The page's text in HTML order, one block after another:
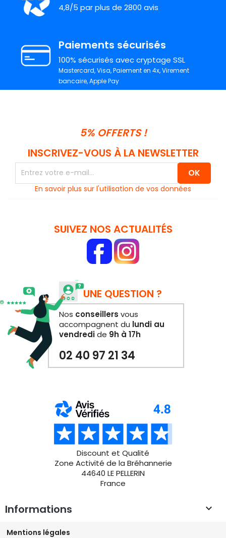
4,8/5 par plus de 2800 avis
Paiements sécurisés
100% sécurisés avec cryptage SSL
Mastercard, Visa, Paiement en 4x, Virement
bancaire, Apple Pay
5% OFFERTS !
INSCRIVEZ-VOUS À LA NEWSLETTER
En savoir plus sur l'utilisation de vos données
SUIVEZ NOS ACTUALITÉS
UNE QUESTION ?
Nos conseillers vous
accompagnent du lundi au
vendredide 9h à 17h
02 40 97 21 34
Discount et Qualité
Zone Activité de la Bréhannerie
44640 LE PELLERIN
France
Informations 
Mentions légales